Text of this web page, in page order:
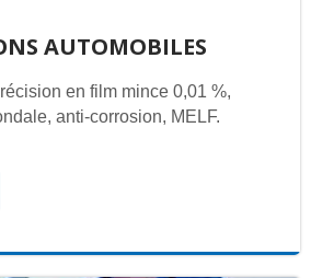
AUTOMOBILES
en film mince 0,01 %,
anti-corrosion, MELF.